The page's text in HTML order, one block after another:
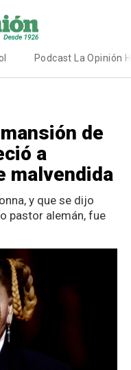
Podcast La Opinión
de
a
malvendida
y que se dijo
pastor alemán, fue